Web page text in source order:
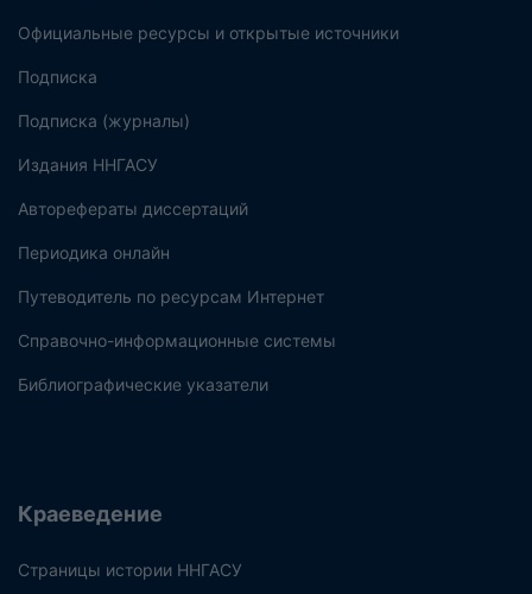
Официальные ресурсы и открытые источники
Подписка
Подписка (журналы)
Издания ННГАСУ
Авторефераты диссертаций
Периодика онлайн
Путеводитель по ресурсам Интернет
Справочно-информационные системы
Библиографические указатели
Краеведение
Страницы истории ННГАСУ